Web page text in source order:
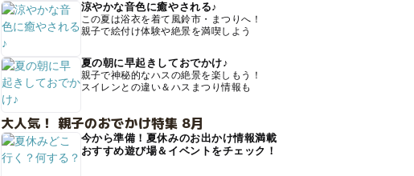
涼やかな音色に癒やされる♪
この夏は浴衣を着て風鈴市・まつりへ！
親子で絵付け体験や絶景を満喫しよう
夏の朝に早起きしておでかけ♪
親子で神秘的なハスの絶景を楽しもう！
スイレンとの違い＆ハスまつり情報も
大人気！ 親子のおでかけ特集 8月
今から準備！夏休みのお出かけ情報満載
おすすめ遊び場＆イベントをチェック！